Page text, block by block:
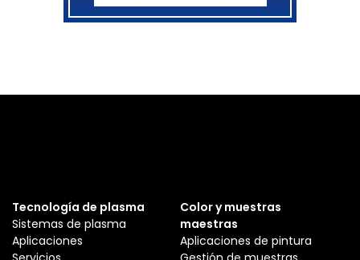
Tecnología de plasma
Sistemas de plasma
Aplicaciones
Color y muestras
maestras
Aplicaciones de pintura